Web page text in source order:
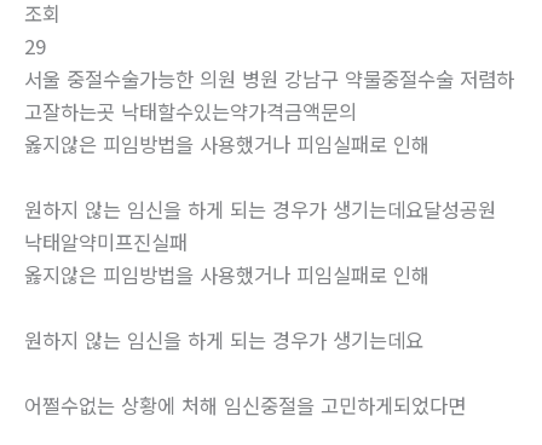
조회
29
서울 중절수술가능한 의원 병원 강남구 약물중절수술 저렴하
고잘하는곳 낙태할수있는약가격금액문의
옳지않은 피임방법을 사용했거나 피임실패로 인해
원하지 않는 임신을 하게 되는 경우가 생기는데요달성공원
낙태알약미프진실패
옳지않은 피임방법을 사용했거나 피임실패로 인해
원하지 않는 임신을 하게 되는 경우가 생기는데요
어쩔수없는 상황에 처해 임신중절을 고민하게되었다면